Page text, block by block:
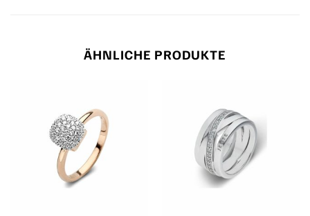
ÄHNLICHE PRODUKTE